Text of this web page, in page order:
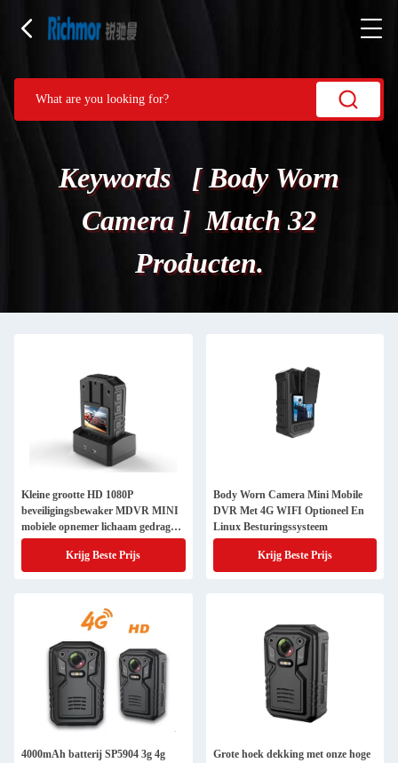
Keywords [ Body Worn
Camera ] Match 32
Producten.
Kleine grootte HD 1080P
beveiligingsbewaker MDVR MINI
mobiele opnemer lichaam gedragen
camera
Krijg Beste Prijs
Body Worn Camera Mini Mobile
DVR Met 4G WIFI Optioneel En
Linux Besturingssysteem
Krijg Beste Prijs
4000mAh batterij SP5904 3g 4g
Grote hoek dekking met onze hoge